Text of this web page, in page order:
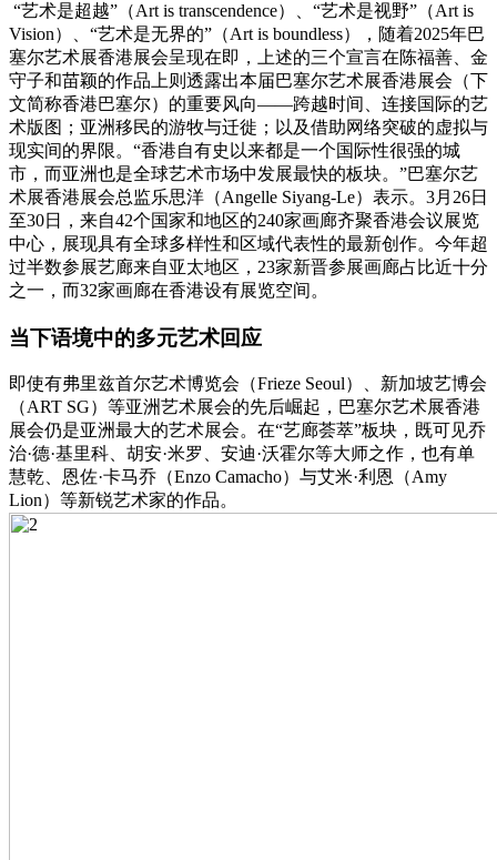
“艺术是超越”（Art is transcendence）、“艺术是视野”（Art is
Vision）、“艺术是无界的”（Art is boundless），随着2025年巴
塞尔艺术展香港展会呈现在即，上述的三个宣言在陈福善、金
守子和苗颖的作品上则透露出本届巴塞尔艺术展香港展会（下
文简称香港巴塞尔）的重要风向——跨越时间、连接国际的艺
术版图；亚洲移民的游牧与迁徙；以及借助网络突破的虚拟与
现实间的界限。“香港自有史以来都是一个国际性很强的城
市，而亚洲也是全球艺术市场中发展最快的板块。”巴塞尔艺
术展香港展会总监乐思洋（Angelle Siyang-Le）表示。3月26日
至30日，来自42个国家和地区的240家画廊齐聚香港会议展览
中心，展现具有全球多样性和区域代表性的最新创作。今年超
过半数参展艺廊来自亚太地区，23家新晋参展画廊占比近十分
之一，而32家画廊在香港设有展览空间。
当下语境中的多元艺术回应
即使有弗里兹首尔艺术博览会（Frieze Seoul）、新加坡艺博会
（ART SG）等亚洲艺术展会的先后崛起，巴塞尔艺术展香港
展会仍是亚洲最大的艺术展会。在“艺廊荟萃”板块，既可见乔
治·德·基里科、胡安·米罗、安迪·沃霍尔等大师之作，也有单
慧乾、恩佐·卡马乔（Enzo Camacho）与艾米·利恩（Amy
Lion）等新锐艺术家的作品。